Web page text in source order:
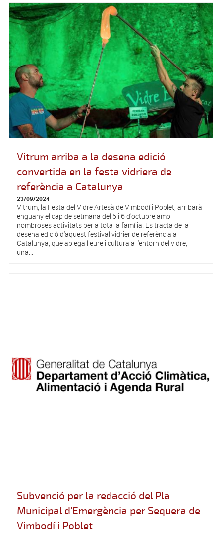
Vitrum arriba a la desena edició
convertida en la festa vidriera de
referència a Catalunya
23/09/2024
Vitrum, la Festa del Vidre Artesà de Vimbodí i Poblet, arribarà
enguany el cap de setmana del 5 i 6 d'octubre amb
nombroses activitats per a tota la família. Es tracta de la
desena edició d'aquest festival vidrier de referència a
Catalunya, que aplega lleure i cultura a l'entorn del vidre,
una...
Subvenció per la redacció del Pla
Municipal d’Emergència per Sequera de
Vimbodí i Poblet